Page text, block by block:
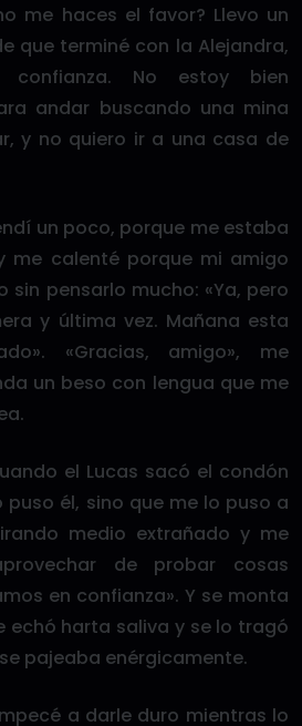
me haces el favor? Llevo un
que terminé con la Alejandra,
No estoy bien
andar buscando una mina
y no quiero ir a una casa de
un poco, porque me estaba
me calenté porque mi amigo
sin pensarlo mucho: «Ya, pero
y última vez. Mañana esta
«Gracias, amigo», me
un beso con lengua que me
el Lucas sacó el condón
puso él, sino que me lo puso a
medio extrañado y me
de probar cosas
en confianza». Y se monta
echó harta saliva y se lo tragó
pajeaba enérgicamente.
a darle duro mientras lo